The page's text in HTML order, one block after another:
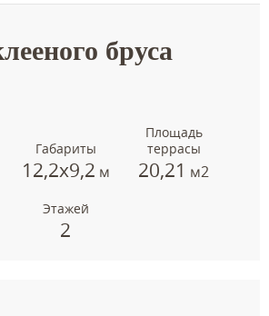
бруса
Габариты
12,2х9,2 м
Площадь
террасы
20,21 м2
Этажей
2